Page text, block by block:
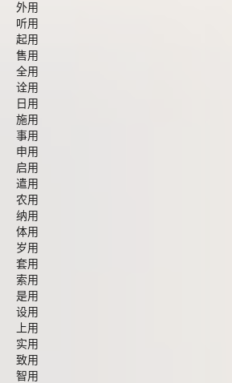
外用
听用
起用
售用
全用
诠用
日用
施用
事用
申用
启用
遣用
农用
纳用
体用
岁用
套用
索用
是用
设用
上用
实用
致用
智用